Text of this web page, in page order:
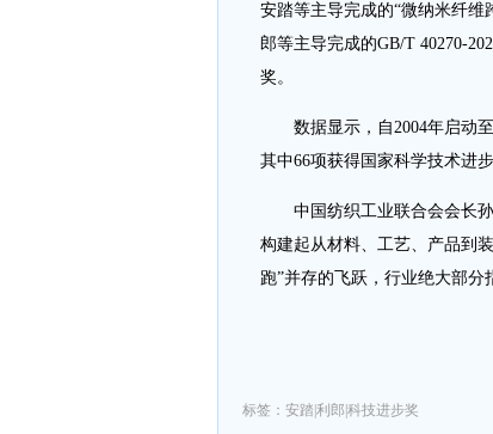
安踏等主导完成的“微纳米纤维
郎等主导完成的GB/T 40270-
奖。
数据显示，自2004年启动至
其中66项获得国家科学技术进步
中国纺织工业联合会会长孙
构建起从材料、工艺、产品到
跑”并存的飞跃，行业绝大部分
标签：安踏|利郎|科技进步奖